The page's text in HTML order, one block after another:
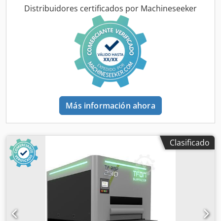
de 2 mm, para obtener bordes lisos y seguros que mejoran
tanto la apariencia como la funcionalidad de la pieza. -
Control de precisión: Equipado con un sistema de
automatización Siemens para un control preciso y
constante durante todo el proceso. -Estaciones
independientes: Múltiples estaciones de procesamiento
permiten realizar diversas operaciones, lo que facilita la
ejecución simultánea o secuencial de diferentes tareas. -
Opciones de mesa: Disponibles mesas de trabajo de 650
mm, 1000 mm o 1300 mm para satisfacer requisitos de
producción específicos. -Tipos de mesa: Las
configuraciones flexibles, que incluyen mesas magnéticas,
seguro para diversos materiales y tamaños de piezas. -
Tecnología de plasma y oxígeno: Utiliza tecnología
avanzada de plasma y oxígeno para eliminar eficazmente
las rebabas y la escoria después del corte, proporcionando
superficies más limpias y lisas. -Purificación de superficies:
Elimina eficazmente los contaminantes superficiales, como
óxido, escamas y costras, preparando las piezas para un
procesamiento posterior. -Redondeo de bordes para
Distribuidores certificados por Machineseeker
Más información ahora
Clasificado